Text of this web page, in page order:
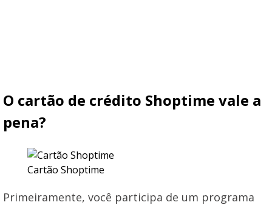
O cartão de crédito Shoptime vale a
pena?
Cartão Shoptime
Primeiramente, você participa de um programa